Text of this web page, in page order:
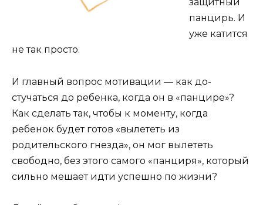
защитный
панцирь. И
уже катится
не так просто.
И главный вопрос мотивации — как до-
стучаться до ребенка, когда он в «панцире»?
Как сделать так, чтобы к моменту, когда
ребенок будет готов «вылететь из
родительского гнезда», он мог вылететь
свободно, без этого самого «панциря», который
сильно мешает идти успешно по жизни?